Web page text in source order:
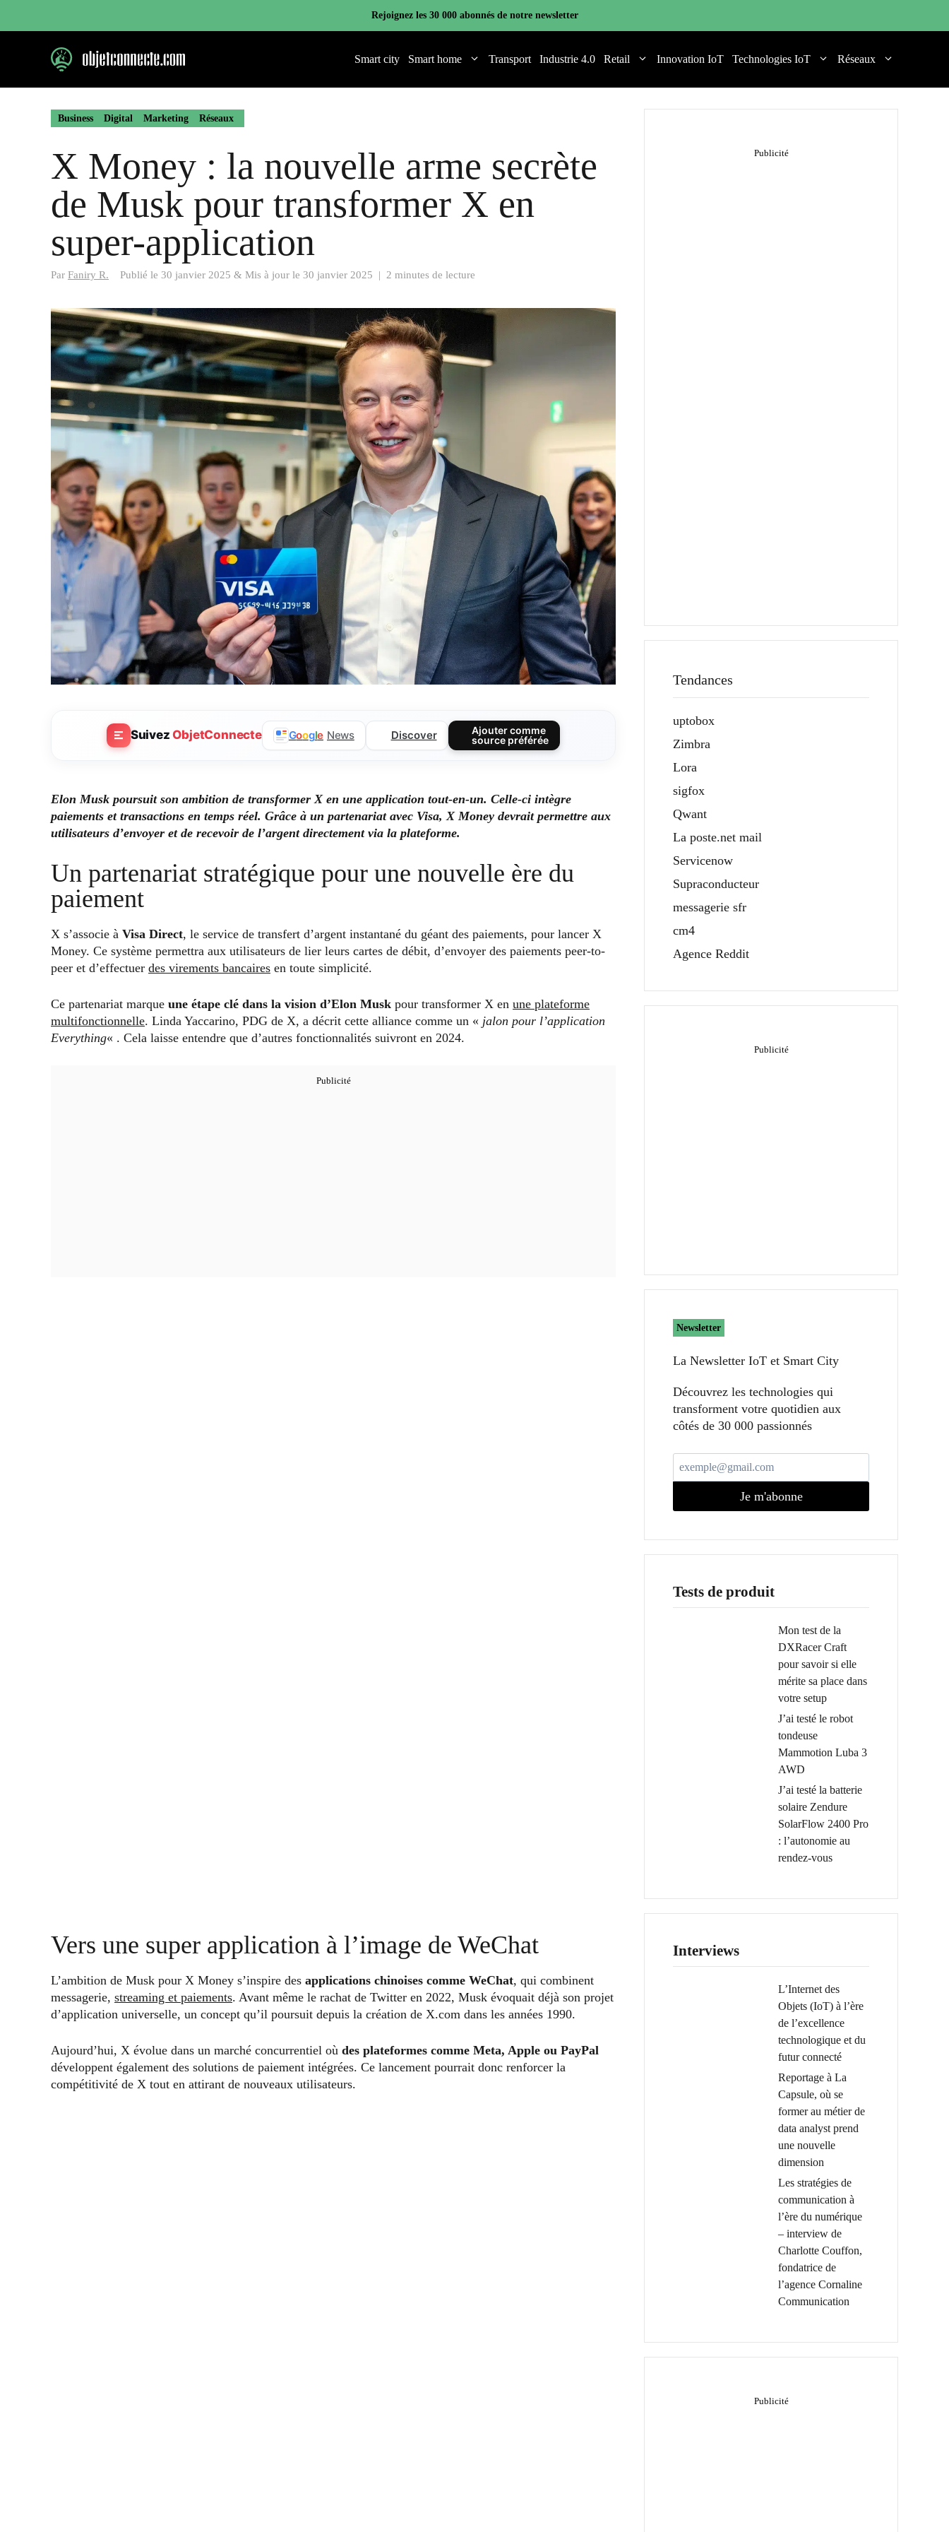
Rejoignez les 30 000 abonnés de notre newsletter
Smart city Smart home Transport Industrie 4.0 Retail Innovation IoT Technologies IoT Réseaux
Business Digital Marketing Réseaux
X Money : la nouvelle arme secrète
de Musk pour transformer X en
super-application
Par Faniry R. Publié le 30 janvier 2025 & Mis à jour le 30 janvier 2025 | 2 minutes de lecture
SuivezObjetConnecte Google News Discover
Ajouter comme
source préférée
Elon Musk poursuit son ambition de transformer X en une application tout-en-un. Celle-ci intègre
paiements et transactions en temps réel. Grâce à un partenariat avec Visa, X Money devrait permettre aux
utilisateurs d’envoyer et de recevoir de l’argent directement via la plateforme.
Un partenariat stratégique pour une nouvelle ère du
paiement
X s’associe à Visa Direct, le service de transfert d’argent instantané du géant des paiements, pour lancer X
Money. Ce système permettra aux utilisateurs de lier leurs cartes de débit, d’envoyer des paiements peer-to-
peer et d’effectuer des virements bancaires en toute simplicité.
Ce partenariat marque une étape clé dans la vision d’Elon Musk pour transformer X en une plateforme
multifonctionnelle. Linda Yaccarino, PDG de X, a décrit cette alliance comme un « jalon pour l’application
Everything« . Cela laisse entendre que d’autres fonctionnalités suivront en 2024.
Vers une super application à l’image de WeChat
L’ambition de Musk pour X Money s’inspire des applications chinoises comme WeChat, qui combinent
messagerie, streaming et paiements. Avant même le rachat de Twitter en 2022, Musk évoquait déjà son projet
d’application universelle, un concept qu’il poursuit depuis la création de X.com dans les années 1990.
Aujourd’hui, X évolue dans un marché concurrentiel où des plateformes comme Meta, Apple ou PayPal
développent également des solutions de paiement intégrées. Ce lancement pourrait donc renforcer la
compétitivité de X tout en attirant de nouveaux utilisateurs.
Tendances
uptobox
Zimbra
Lora
sigfox
Qwant
La poste.net mail
Servicenow
Supraconducteur
messagerie sfr
cm4
Agence Reddit
Newsletter
La Newsletter IoT et Smart City​
Découvrez les technologies qui
transforment votre quotidien aux
côtés de 30 000 passionnés
Je m'abonne
Tests de produit
Mon test de la
DXRacer Craft
pour savoir si elle
mérite sa place dans
votre setup
J’ai testé le robot
tondeuse
Mammotion Luba 3
AWD
J’ai testé la batterie
solaire Zendure
SolarFlow 2400 Pro
: l’autonomie au
rendez-vous
Interviews
L’Internet des
Objets (IoT) à l’ère
de l’excellence
technologique et du
futur connecté
Reportage à La
Capsule, où se
former au métier de
data analyst prend
une nouvelle
dimension
Les stratégies de
communication à
l’ère du numérique
– interview de
Charlotte Couffon,
fondatrice de
l’agence Cornaline
Communication